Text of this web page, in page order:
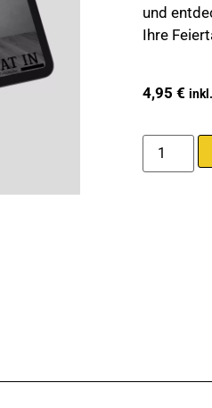
und
Ihre
4,95 €